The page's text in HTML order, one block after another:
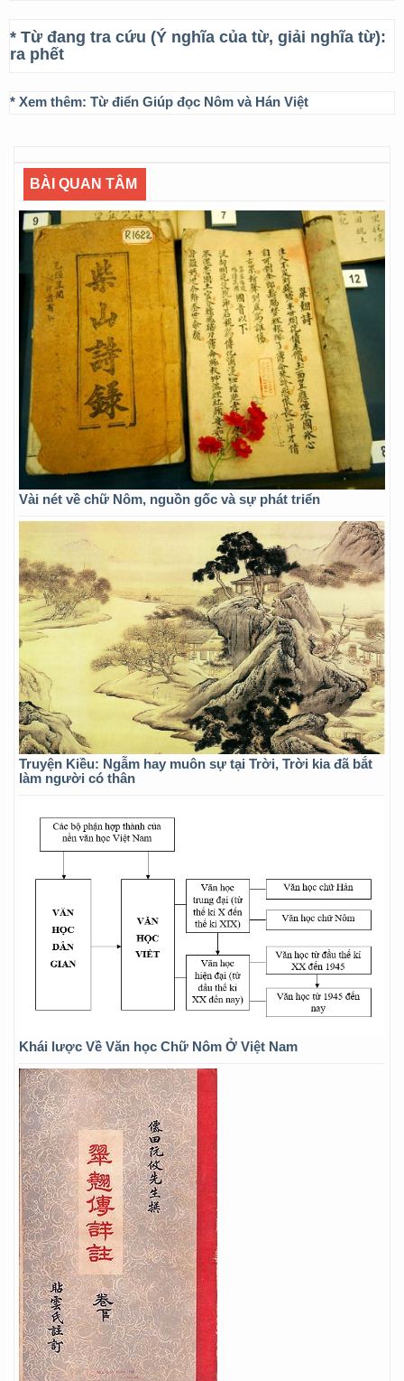
* Từ đang tra cứu (Ý nghĩa của từ, giải nghĩa từ):
ra phết
* Xem thêm: Từ điển Giúp đọc Nôm và Hán Việt
BÀI QUAN TÂM
Vài nét về chữ Nôm, nguồn gốc và sự phát triển
Truyện Kiều: Ngẫm hay muôn sự tại Trời, Trời kia đã bắt
làm người có thân
Khái lược Về Văn học Chữ Nôm Ở Việt Nam